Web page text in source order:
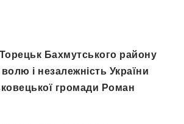
Бахмутського району
і незалежність України
громади Роман